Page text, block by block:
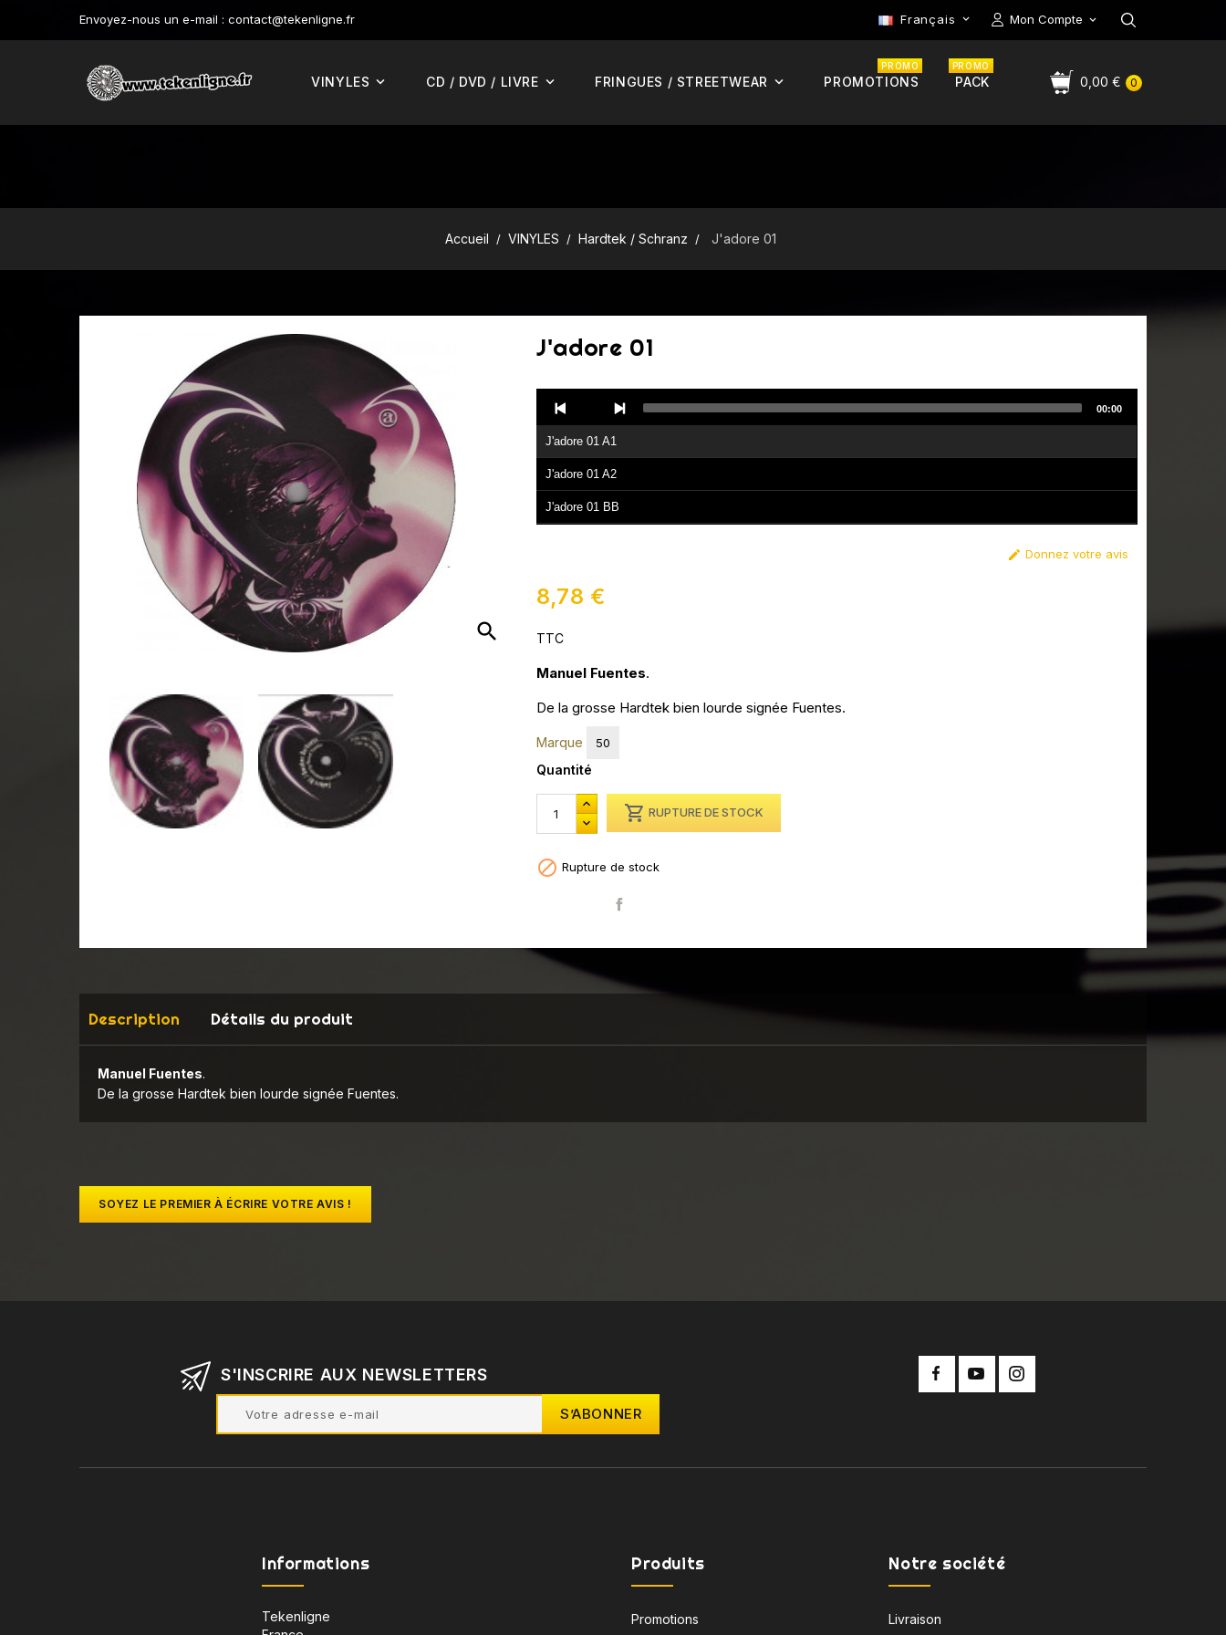
Envoyez-nous un e-mail : contact@tekenligne.fr Mon Compte
Français 
0
0,00 €
VINYLES CD / DVD / LIVRE FRINGUES / STREETWEAR PROMOTIONS
PROMO
PACK
PROMO
Accueil VINYLES Hardtek / Schranz J'adore 01
search
J'adore 01
Player
J'adore 01 A1
J'adore 01 A2
J'adore 01 BB
00:00
 Donnez votre avis
8,78 €
TTC
Manuel Fuentes.
De la grosse Hardtek bien lourde signée Fuentes.
Marque 50
Quantité
 RUPTURE DE STOCK
 Rupture de stock
Description Détails du produit
Manuel Fuentes.
De la grosse Hardtek bien lourde signée Fuentes.
SOYEZ LE PREMIER À ÉCRIRE VOTRE AVIS !
S'INSCRIRE AUX NEWSLETTERS
Informations
Tekenligne
Produits
Promotions
Notre société
Livraison